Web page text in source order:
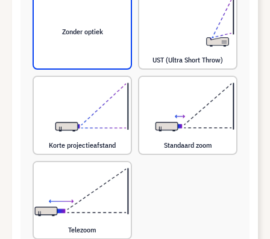
Zonder optiek
UST (Ultra Short Throw)
Korte projectieafstand Standaard zoom
Telezoom